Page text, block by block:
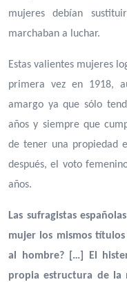
mujeres debían
marchaban a luchar.
Estas valientes mujeres
primera vez en 1918,
amargo ya que sólo
años y siempre que
de tener una propiedad
después, el voto
años.
Las sufragistas
mujer los mismos
al hombre? […] El
propia estructura de la